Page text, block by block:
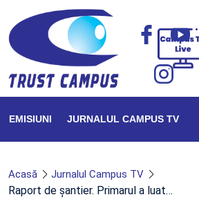
EMISIUNI JURNALUL CAMPUS TV
Acasă Jurnalul Campus TV
Raport de șantier. Primarul a luat…